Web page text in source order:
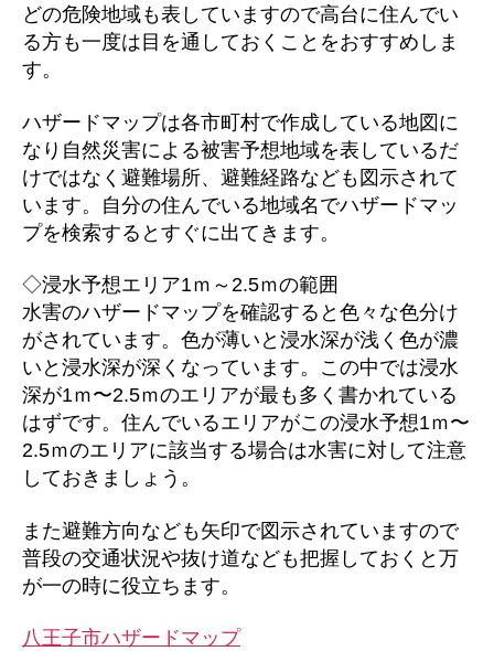
どの危険地域も表していますので高台に住んでい
る方も一度は目を通しておくことをおすすめしま
す。
ハザードマップは各市町村で作成している地図に
なり自然災害による被害予想地域を表しているだ
けではなく避難場所、避難経路なども図示されて
います。自分の住んでいる地域名でハザードマッ
プを検索するとすぐに出てきます。
◇浸水予想エリア1ｍ～2.5ｍの範囲
水害のハザードマップを確認すると色々な色分け
がされています。色が薄いと浸水深が浅く色が濃
いと浸水深が深くなっています。この中では浸水
深が1ｍ〜2.5ｍのエリアが最も多く書かれている
はずです。住んでいるエリアがこの浸水予想1ｍ〜
2.5ｍのエリアに該当する場合は水害に対して注意
しておきましょう。
また避難方向なども矢印で図示されていますので
普段の交通状況や抜け道なども把握しておくと万
が一の時に役立ちます。
八王子市ハザードマップ